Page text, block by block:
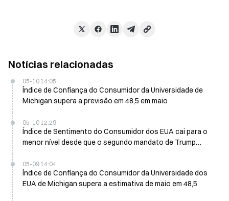
Notícias relacionadas
05-10 14:05
Índice de Confiança do Consumidor da Universidade de
Michigan supera a previsão em 48,5 em maio
05-10 12:29
Índice de Sentimento do Consumidor dos EUA cai para o
menor nível desde que o segundo mandato de Trump
05-09 14:04
Índice de Confiança do Consumidor da Universidade dos
EUA de Michigan supera a estimativa de maio em 48,5